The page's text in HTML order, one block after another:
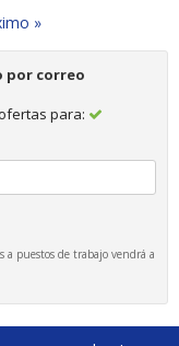
»
por correo
para:
a puestos de trabajo vendrá a